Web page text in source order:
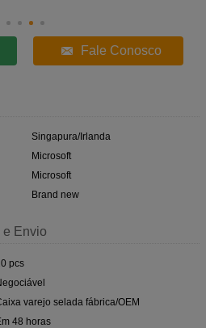
Fale Conosco
Singapura/Irlanda
Microsoft
Microsoft
Brand new
e Envio
pcs
varejo selada fábrica/OEM
48 horas